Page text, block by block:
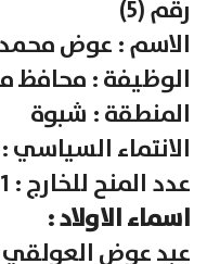
رقم (5)
الاسم : عوض
الوظيفة : محافظ
المنطقة : شبوة
الانتماء السياسي
عدد المنح للخارج : 1
اسماء الاولاد :
عِبد عوض العولقي